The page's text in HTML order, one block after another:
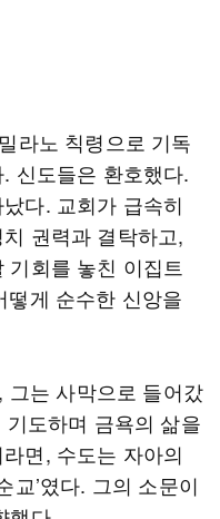
라노 칙령으로 기독
신도들은 환호했다.
다. 교회가 급속히
권력과 결탁하고,
회를 놓친 이집트
떻게 순수한 신앙을
그는 사막으로 들어갔
도하며 금욕의 삶을
면, 수도는 자아의
교’였다. 그의 소문이